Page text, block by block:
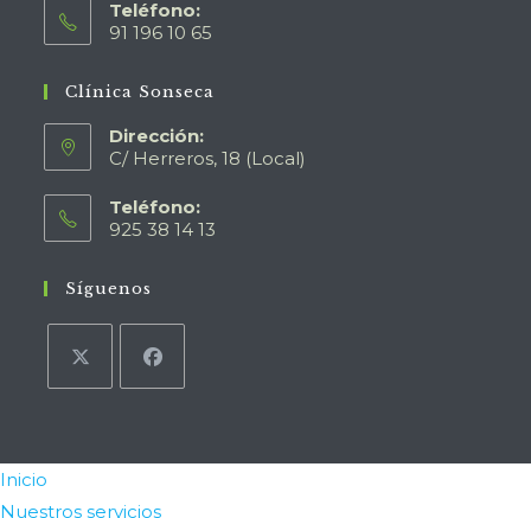
Teléfono:
91 196 10 65
Clínica Sonseca
Dirección:
C/ Herreros, 18 (Local)
Teléfono:
925 38 14 13
Síguenos
Inicio
Nuestros servicios